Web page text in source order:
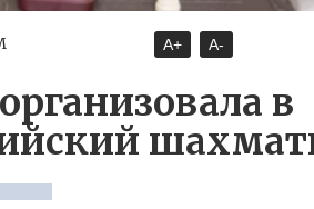
A+ A-
в